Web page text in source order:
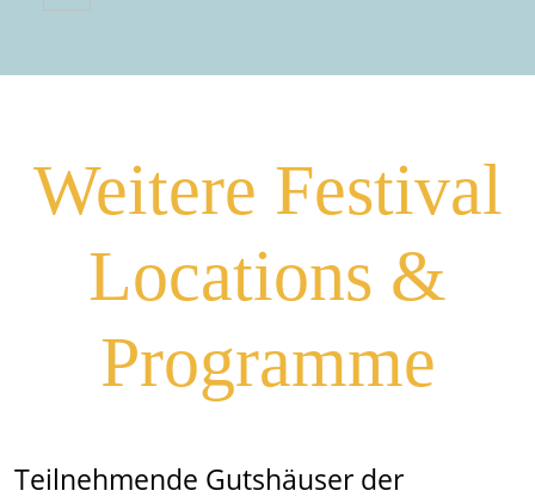
Weitere Festival
Locations &
Programme
Teilnehmende Gutshäuser der